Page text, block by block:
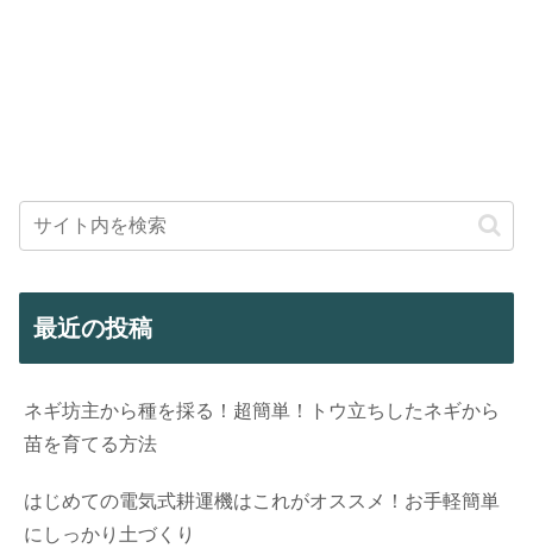
最近の投稿
ネギ坊主から種を採る！超簡単！トウ立ちしたネギから
苗を育てる方法
はじめての電気式耕運機はこれがオススメ！お手軽簡単
にしっかり土づくり